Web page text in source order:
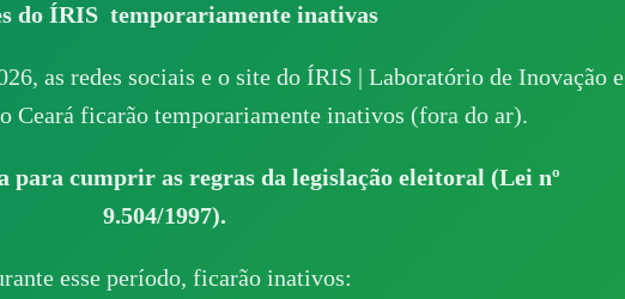
do ÍRIS temporariamente inativas
as redes sociais e o site do ÍRIS | Laboratório de Inovação e
Ceará ficarão temporariamente inativos (fora do ar).
para cumprir as regras da legislação eleitoral (Lei nº
9.504/1997).
esse período, ficarão inativos: